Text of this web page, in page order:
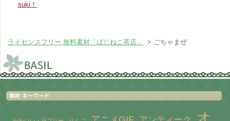
suki！
ライセンスフリー 無料素材「ばじねこ茶店」 > ごちゃまぜ
オ